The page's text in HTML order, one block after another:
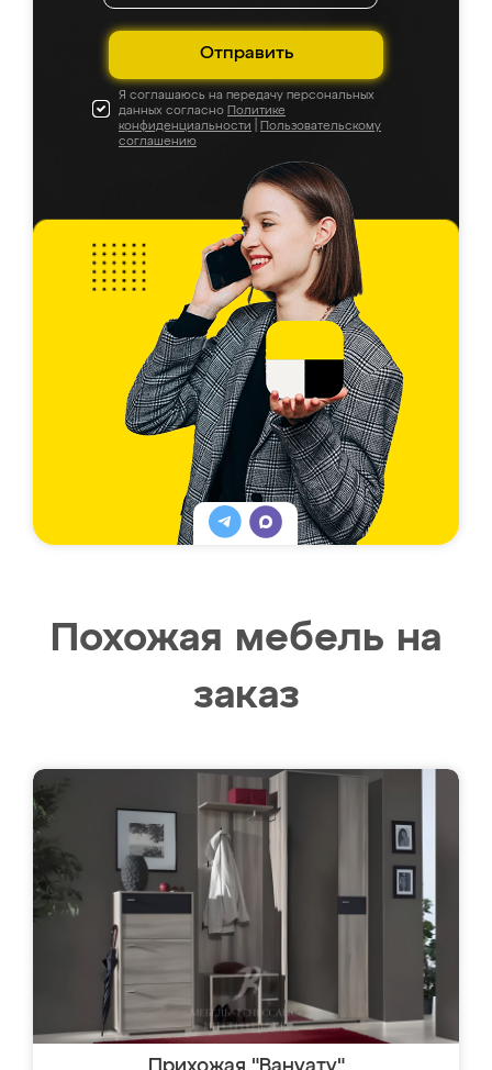
Отправить
Я соглашаюсь на передачу персональных
данных согласно Политике
конфиденциальности
Пользовательскому
соглашению
Похожая мебель на
заказ